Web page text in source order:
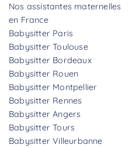
Nos assistantes maternelles
en France
Babysitter Paris
Babysitter Toulouse
Babysitter Bordeaux
Babysitter Rouen
Babysitter Montpellier
Babysitter Rennes
Babysitter Angers
Babysitter Tours
Babysitter Villeurbanne